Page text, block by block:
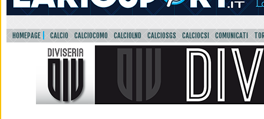
HOMEPAGE CALCIO CALCIOCOMO CALCIOLND CALCIOSGS CALCIOCSI COMUNICATI